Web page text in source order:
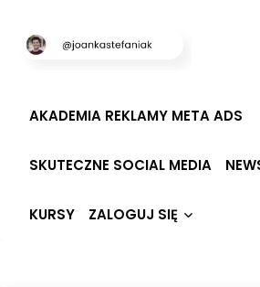
treści
AKADEMIA REKLAMY META ADS
SKUTECZNE SOCIAL MEDIA
KURSY ZALOGUJ SIĘ